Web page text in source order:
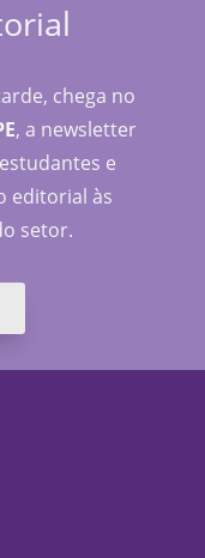
chega no
, a newsletter
e
editorial às
setor.